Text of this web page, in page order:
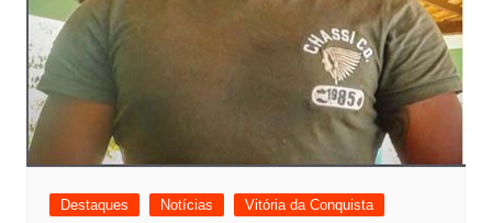
Destaques Notícias Vitória da Conquista